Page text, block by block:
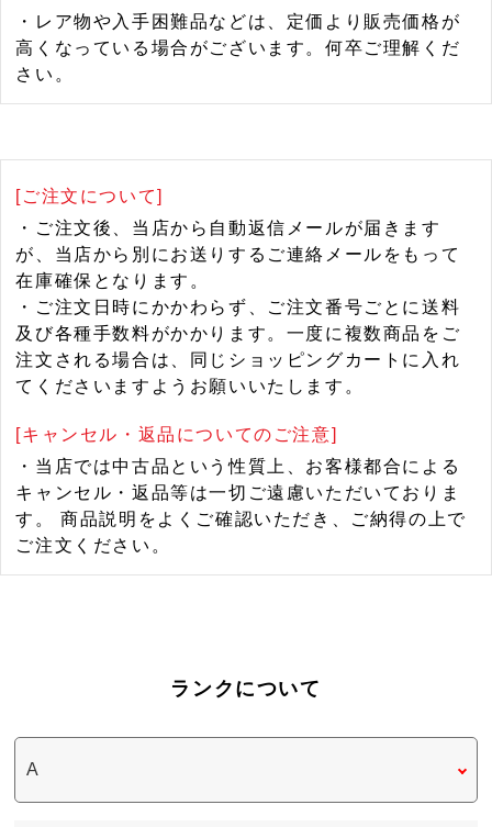
・レア物や入手困難品などは、定価より販売価格が
高くなっている場合がございます。何卒ご理解くだ
さい。
[ご注文について]
・ご注文後、当店から自動返信メールが届きます
が、当店から別にお送りするご連絡メールをもって
在庫確保となります。
・ご注文日時にかかわらず、ご注文番号ごとに送料
及び各種手数料がかかります。一度に複数商品をご
注文される場合は、同じショッピングカートに入れ
てくださいますようお願いいたします。
[キャンセル・返品についてのご注意]
・当店では中古品という性質上、お客様都合による
キャンセル・返品等は一切ご遠慮いただいておりま
す。 商品説明をよくご確認いただき、ご納得の上で
ご注文ください。
ランクについて